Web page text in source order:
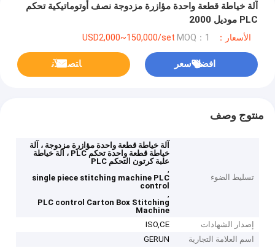
آلة خياطة قطعة واحدة مؤازرة مزدوجة نصف أوتوماتيكية تحكم
PLC موديل 2000
الأسعار：USD2,000~150,000/set MOQ：1
افضل سعر ﺎﺘﺼﻟ ﺍﻶﻧ
منتوج وصف
تسليط الضوء
آلة خياطة قطعة واحدة مؤازرة مزدوجة ، آلة
خياطة قطعة واحدة تحكم PLC ، آلة خياطة
علبة كرتون التحكم PLC
,
single piece stitching machine PLC
control
,
PLC control Carton Box Stitching
Machine
إصدار الشهادات
ISO,CE
اسم العلامة التجارية
GERUN